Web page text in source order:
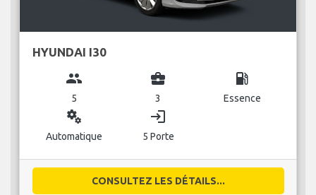
HYUNDAI I30
group
5
business_center
3
local_gas_station
Essence
miscellaneous_services
Automatique
login
5 Porte
CONSULTEZ LES DÉTAILS...